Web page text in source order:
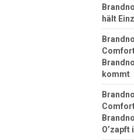
hält
kommt
O’zapft